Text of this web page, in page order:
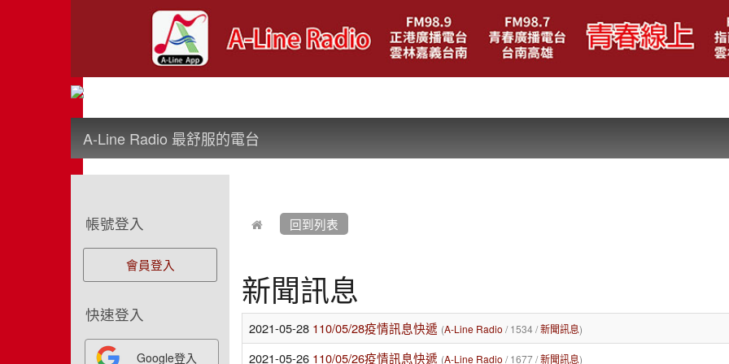
A-Line Radio 最舒服的電台
回到列表
新聞訊息
2021-05-28 110/05/28疫情訊息快遞 (A-Line Radio / 1534 /新聞訊息)
2021-05-26 110/05/26疫情訊息快遞 (A-Line Radio / 1677 /新聞訊息)
帳號登入
會員登入
快速登入
Google登入